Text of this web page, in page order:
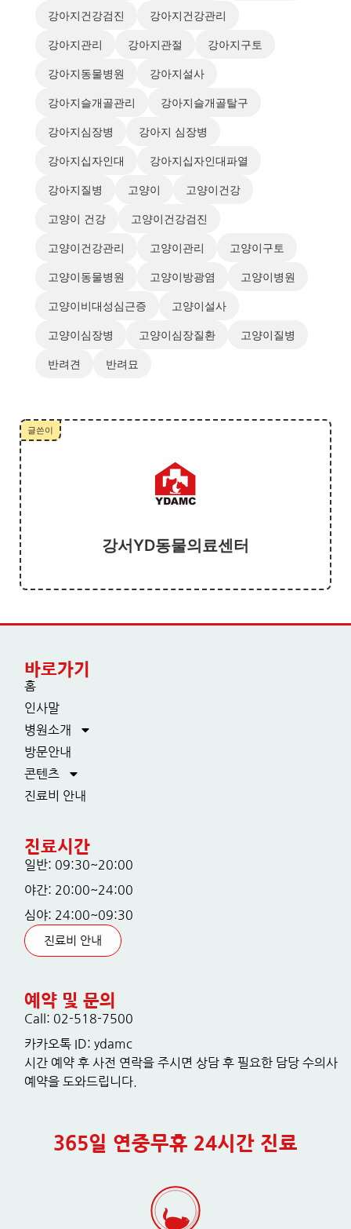
강아지건강검진
강아지건강관리
강아지관리
강아지관절
강아지구토
강아지동물병원
강아지설사
강아지슬개골관리
강아지슬개골탈구
강아지심장병
강아지 심장병
강아지십자인대
강아지십자인대파열
강아지질병
고양이
고양이건강
고양이 건강
고양이건강검진
고양이건강관리
고양이관리
고양이구토
고양이동물병원
고양이방광염
고양이병원
고양이비대성심근증
고양이설사
고양이심장병
고양이심장질환
고양이질병
반려견
반려묘
글쓴이
강서YD동물의료센터
바로가기
홈
인사말
병원소개
방문안내
콘텐츠
진료비 안내
진료시간
일반: 09:30~20:00
야간: 20:00~24:00
심야: 24:00~09:30
진료비 안내
예약 및 문의
Call: 02-518-7500
카카오톡 ID: ydamc
시간 예약 후 사전 연락을 주시면 상담 후 필요한 담당 수의사
예약을 도와드립니다.
365일 연중무휴 24시간 진료